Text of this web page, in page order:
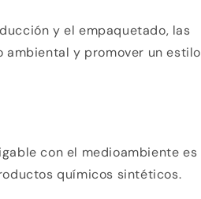
y el empaquetado, las
y promover un estilo
con el medioambiente es
químicos sintéticos.